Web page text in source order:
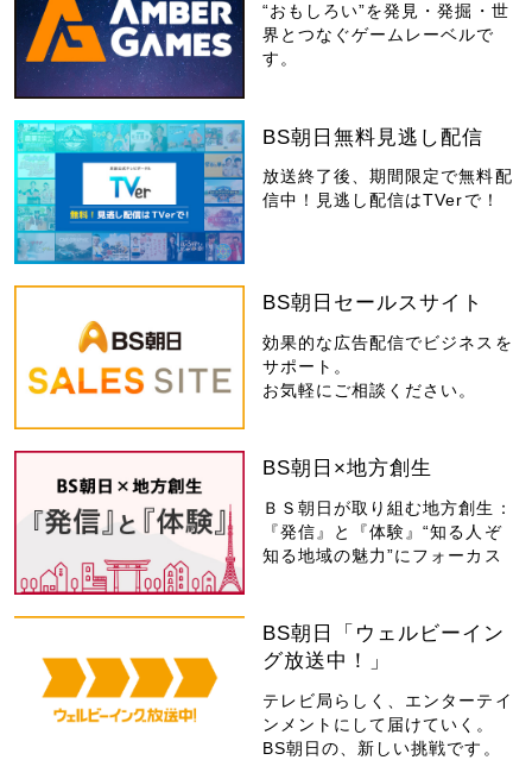
“おもしろい”を発見・発掘・世
界とつなぐゲームレーベルで
す。
BS朝日無料見逃し配信
放送終了後、期間限定で無料配
信中！見逃し配信はTVerで！
BS朝日セールスサイト
効果的な広告配信でビジネスを
サポート。
お気軽にご相談ください。
BS朝日×地方創生
ＢＳ朝日が取り組む地方創生：
『発信』と『体験』“知る人ぞ
知る地域の魅力”にフォーカス
BS朝日「ウェルビーイン
グ放送中！」
テレビ局らしく、エンターテイ
ンメントにして届けていく。
BS朝日の、新しい挑戦です。